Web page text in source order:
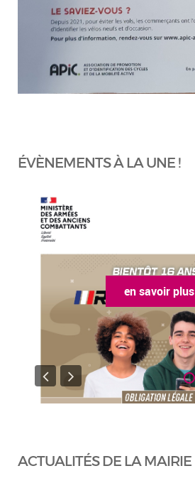
ÉVÈNEMENTS À LA UNE !
en savoir plus
ACTUALITÉS DE LA MAIRIE